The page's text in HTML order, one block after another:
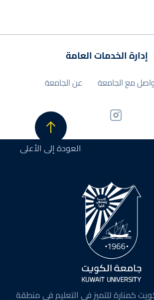
إدارة الخدمات العامة
مع الجامعة عن الجامعة
العودة إلى الأعلى
كمنارة للتميز في التعليم في منطقة